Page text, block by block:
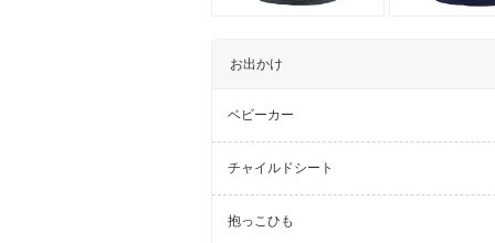
お出かけ
ベビーカー
チャイルドシート
抱っこひも